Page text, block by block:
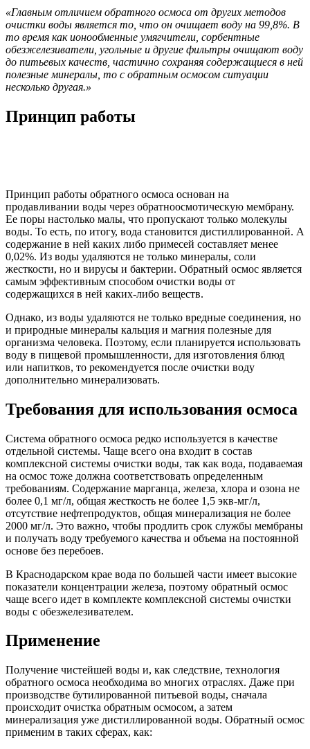
«Главным отличием обратного осмоса от других методов
очистки воды является то, что он очищает воду на 99,8%. В
то время как ионообменные умягчители, сорбентные
обезжелезиватели, угольные и другие фильтры очищают воду
до питьевых качеств, частично сохраняя содержащиеся в ней
полезные минералы, то с обратным осмосом ситуации
несколько другая.»
Принцип работы
Принцип работы обратного осмоса основан на
продавливании воды через обратноосмотическую мембрану.
Ее поры настолько малы, что пропускают только молекулы
воды. То есть, по итогу, вода становится дистиллированной. А
содержание в ней каких либо примесей составляет менее
0,02%. Из воды удаляются не только минералы, соли
жесткости, но и вирусы и бактерии. Обратный осмос является
самым эффективным способом очистки воды от
содержащихся в ней каких-либо веществ.
Однако, из воды удаляются не только вредные соединения, но
и природные минералы кальция и магния полезные для
организма человека. Поэтому, если планируется использовать
воду в пищевой промышленности, для изготовления блюд
или напитков, то рекомендуется после очистки воду
дополнительно минерализовать.
Требования для использования осмоса
Система обратного осмоса редко используется в качестве
отдельной системы. Чаще всего она входит в состав
комплексной системы очистки воды, так как вода, подаваемая
на осмос тоже должна соответствовать определенным
требованиям. Содержание марганца, железа, хлора и озона не
более 0,1 мг/л, общая жесткость не более 1,5 экв-мг/л,
отсутствие нефтепродуктов, общая минерализация не более
2000 мг/л. Это важно, чтобы продлить срок службы мембраны
и получать воду требуемого качества и объема на постоянной
основе без перебоев.
В Краснодарском крае вода по большей части имеет высокие
показатели концентрации железа, поэтому обратный осмос
чаще всего идет в комплекте комплексной системы очистки
воды с обезжелезивателем.
Применение
Получение чистейшей воды и, как следствие, технология
обратного осмоса необходима во многих отраслях. Даже при
производстве бутилированной питьевой воды, сначала
происходит очистка обратным осмосом, а затем
минерализация уже дистиллированной воды. Обратный осмос
применим в таких сферах, как: